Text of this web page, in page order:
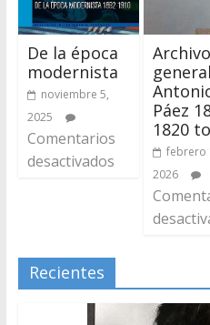
De la época
modernista
noviembre 5,
2025
Comentarios
desactivados
Páez
1820
febrero
2026
Recientes